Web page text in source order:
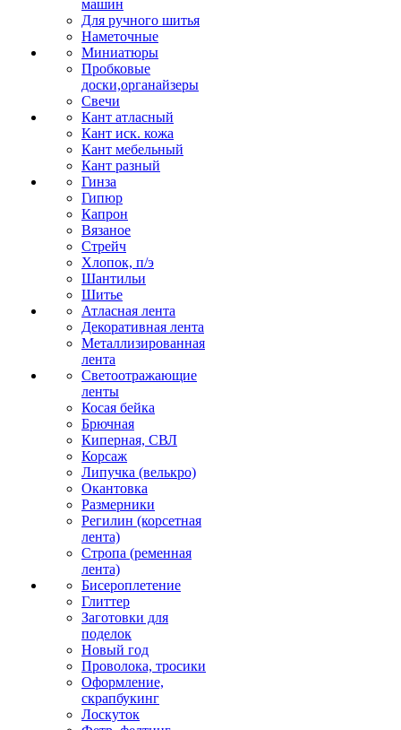
машин
Для ручного шитья
Наметочные
Миниатюры
Пробковые
доски,органайзеры
Свечи
Кант атласный
Кант иск. кожа
Кант мебельный
Кант разный
Гинза
Гипюр
Капрон
Вязаное
Стрейч
Хлопок, п/э
Шантильи
Шитье
Атласная лента
Декоративная лента
Металлизированная
лента
Светоотражающие
ленты
Косая бейка
Брючная
Киперная, СВЛ
Корсаж
Липучка (велькро)
Окантовка
Размерники
Регилин (корсетная
лента)
Стропа (ременная
лента)
Бисероплетение
Глиттер
Заготовки для
поделок
Новый год
Проволока, тросики
Оформление,
скрапбукинг
Лоскуток